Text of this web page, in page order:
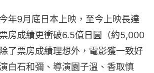
年9月底日本上映，至今上映長達
房成績更衝破6.5億日圓（約5,000
了票房成績理想外，電影獲一致好
白石和彌、導演園子溫、香取慎